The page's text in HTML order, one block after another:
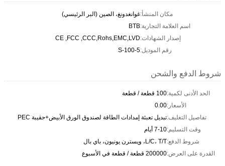
مكان المنشأ:غوانغدونغ، الصين (البر الرئيسي)
اسم العلامة التجارية:BTB
إصدار الشهادات:CE ,FCC ,CCC,Rohs,EMC,LVD
رقم الموديل:S-100-5
شروط الدفع والشحن
الحد الأدنى لكمية:100 قطعة / قطعة
الأسعار:0.00
تفاصيل التغليف:تبديل تعبئة إمدادات الطاقة لصندوق الورق الأبيض+حقيبة PEC
وقت التسليم:7-10 أيام
شروط الدفع:L/C، T/T، ويسترن يونيون، باي بال
القدرة على العرض:200000 قطعة / قطعة في الأسبوع